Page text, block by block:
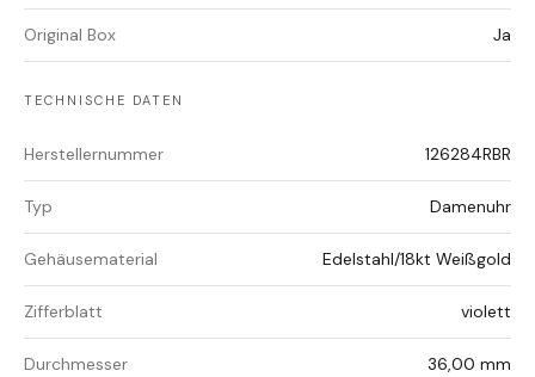
Original Box Ja
TECHNISCHE DATEN
Herstellernummer 126284RBR
Typ Damenuhr
Gehäusematerial Edelstahl/18kt Weißgold
Zifferblatt violett
Durchmesser 36,00 mm